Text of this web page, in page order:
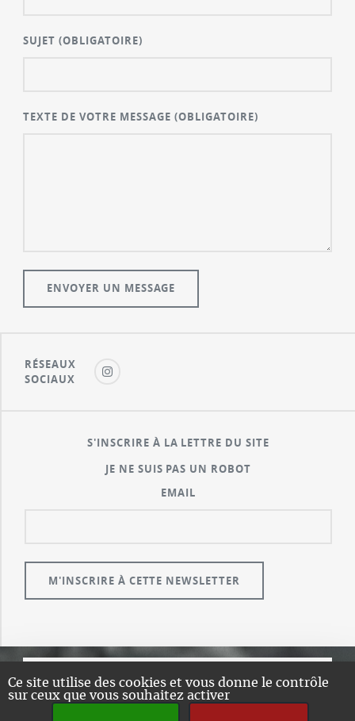
Ce site utilise des cookies et vous donne le contrôle
sur ceux que vous souhaitez activer
SUJET(OBLIGATOIRE)
TEXTE DE VOTRE MESSAGE(OBLIGATOIRE)
RÉSEAUX
SOCIAUX
S'INSCRIRE À LA LETTRE DU SITE
JE NE SUIS PAS UN ROBOT
EMAIL
© GUALENI.COM
A PROPOS